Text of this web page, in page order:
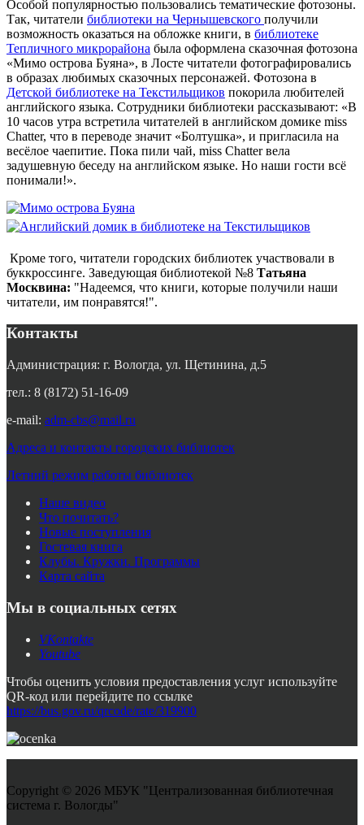
Особой популярностью пользовались тематические фотозоны.
Так, читатели библиотеки на Чернышевского получили
возможность оказаться на обложке книги, в библиотеке
Тепличного микрорайона была оформлена сказочная фотозона
«Мимо острова Буяна», в Лосте читатели фотографировались
в образах любимых сказочных персонажей. Фотозона в
Детской библиотеке на Текстильщиков покорила любителей
английского языка. Сотрудники библиотеки рассказывают: «В
10 часов утра встретила читателей в английском домике miss
Chatter, что в переводе значит «Болтушка», и пригласила на
весёлое чаепитие. Пока пили чай, miss Chatter вела
задушевную беседу на английском языке. Но наши гости всё
понимали!».
Кроме того, читатели городских библиотек участвовали в
буккроссинге. Заведующая библиотекой №8 Татьяна
Москвина: "Надеемся, что книги, которые получили наши
читатели, им понравятся!".
Контакты
Администрация: г. Вологда, ул. Щетинина, д.5
тел.: 8 (8172) 51-16-09
e-mail: adm-cbs@mail.ru
Адреса и контакты городских библиотек
Летний режим работы библиотек
Наше видео
Что почитать?
Новые поступления
Гостевая книга
Клубы. Кружки. Программы
Карта сайта
Мы в социальных сетях
VKontakte
Youtube
Чтобы оценить условия предоставления услуг используйте
QR-код или перейдите по ссылке
https://bus.gov.ru/qrcode/rate/319900
Copyright © 2026 МБУК "Централизованная библиотечная
система г. Вологды"